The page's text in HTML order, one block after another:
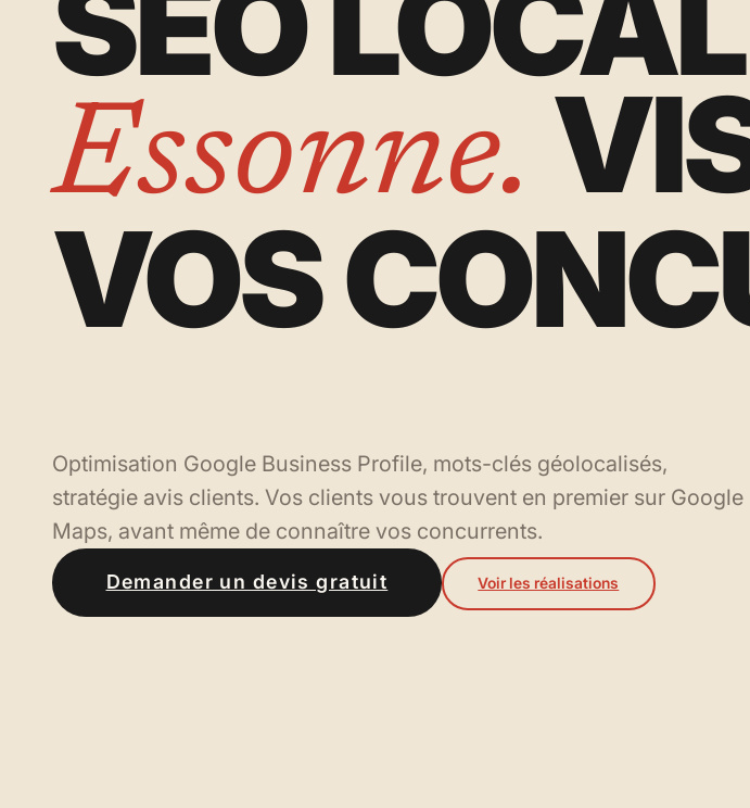
Essonne.
VOS
Optimisation Google Business Profile, mots-clés géolocalisés,
stratégie avis clients. Vos clients vous trouvent en premier sur Google
Maps, avant même de connaître vos concurrents.
Demander un devis gratuit Voir les réalisations